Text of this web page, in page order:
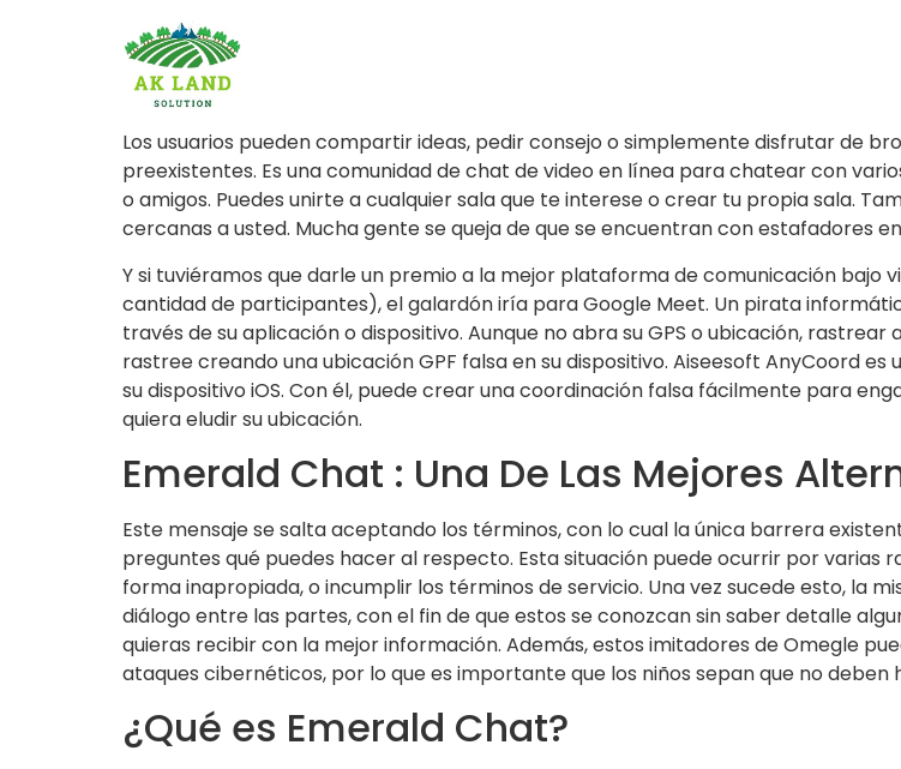
Los usuarios pueden compartir ideas, pedir consejo o simplemente disfrutar de
preexistentes. Es una comunidad de chat de video en línea para chatear con
o amigos. Puedes unirte a cualquier sala que te interese o crear tu propia sala.
cercanas a usted. Mucha gente se queja de que se encuentran con estafadores
Y si tuviéramos que darle un premio a la mejor plataforma de comunicación bajo
cantidad de participantes), el galardón iría para Google Meet. Un pirata
través de su aplicación o dispositivo. Aunque no abra su GPS o ubicación,
rastree creando una ubicación GPF falsa en su dispositivo. Aiseesoft AnyCoord
su dispositivo iOS. Con él, puede crear una coordinación falsa fácilmente para
quiera eludir su ubicación.
Emerald Chat : Una De Las Mejores
Este mensaje se salta aceptando los términos, con lo cual la única barrera
preguntes qué puedes hacer al respecto. Esta situación puede ocurrir por varias
forma inapropiada, o incumplir los términos de servicio. Una vez sucede esto, la
diálogo entre las partes, con el fin de que estos se conozcan sin saber detalle
quieras recibir con la mejor información. Además, estos imitadores de Omegle
ataques cibernéticos, por lo que es importante que los niños sepan que no deben
¿Qué es Emerald Chat?